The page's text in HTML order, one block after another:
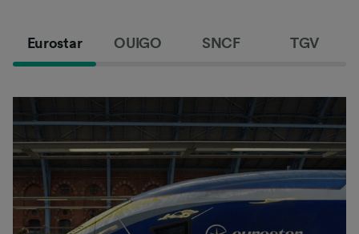
Eurostar OUIGO SNCF TGV